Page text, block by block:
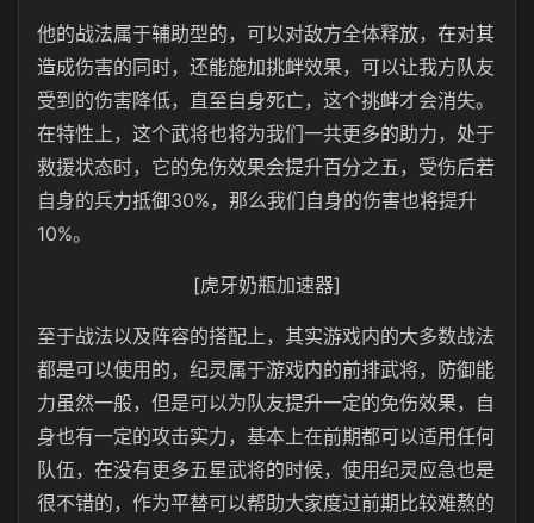
他的战法属于辅助型的，可以对敌方全体释放，在对其
造成伤害的同时，还能施加挑衅效果，可以让我方队友
受到的伤害降低，直至自身死亡，这个挑衅才会消失。
在特性上，这个武将也将为我们一共更多的助力，处于
救援状态时，它的免伤效果会提升百分之五，受伤后若
自身的兵力抵御30%，那么我们自身的伤害也将提升
10%。
[虎牙奶瓶加速器]
至于战法以及阵容的搭配上，其实游戏内的大多数战法
都是可以使用的，纪灵属于游戏内的前排武将，防御能
力虽然一般，但是可以为队友提升一定的免伤效果，自
身也有一定的攻击实力，基本上在前期都可以适用任何
队伍，在没有更多五星武将的时候，使用纪灵应急也是
很不错的，作为平替可以帮助大家度过前期比较难熬的